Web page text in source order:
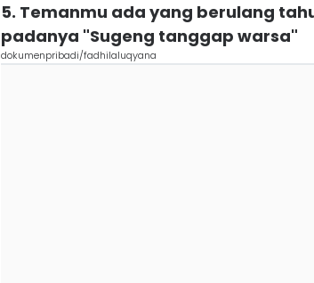
5. Temanmu ada yang berulang
padanya "Sugeng tanggap warsa"
dokumenpribadi/fadhilaluqyana